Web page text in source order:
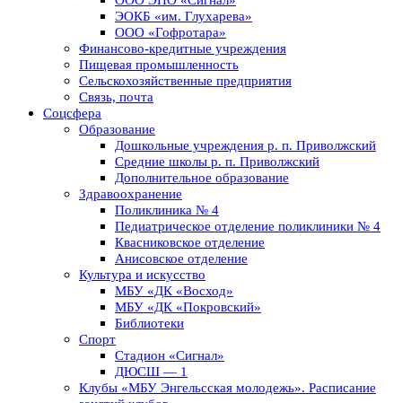
ЭОКБ «им. Глухарева»
ООО «Гофротара»
Финансово-кредитные учреждения
Пищевая промышленность
Сельскохозяйственные предприятия
Связь, почта
Соцсфера
Образование
Дошкольные учреждения р. п. Приволжский
Средние школы р. п. Приволжский
Дополнительное образование
Здравоохранение
Поликлиника № 4
Педиатрическое отделение поликлиники № 4
Квасниковское отделение
Анисовское отделение
Культура и искусство
МБУ «ДК «Восход»
МБУ «ДК «Покровский»
Библиотеки
Спорт
Стадион «Сигнал»
ДЮСШ — 1
Клубы «МБУ Энгельсская молодежь». Расписание